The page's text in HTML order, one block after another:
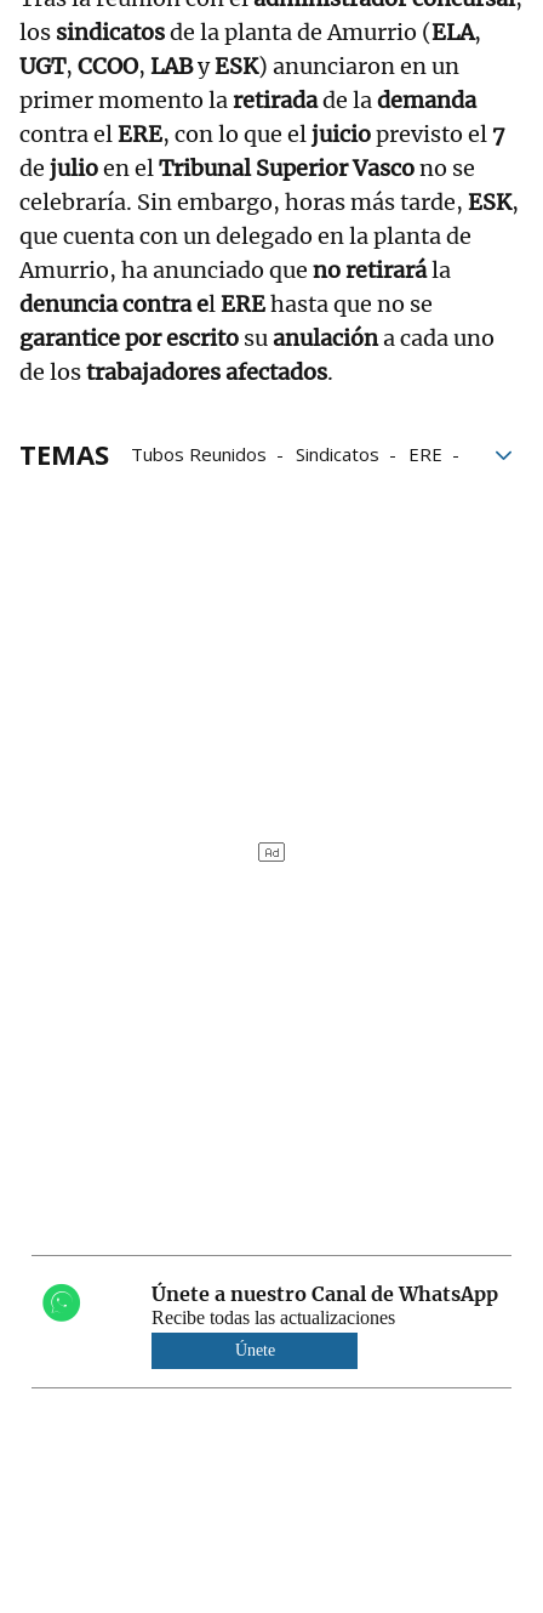
los sindicatosde la planta de Amurrio (ELA,
UGT, CCOO, LAByESK) anunciaron en un
primer momento laretiradade lademanda
contra elERE, con lo que eljuicioprevisto el 7
de julioen elTribunal Superior Vascono se
celebraría. Sin embargo, horas más tarde, ESK,
que cuenta con un delegado en la planta de
Amurrio, ha anunciado que no retirarála
denuncia contra elEREhasta que no se
garantice por escrito suanulacióna cada uno
de lostrabajadores afectados.
TEMAS Tubos Reunidos Sindicatos
ERE
Únete a nuestro Canal de WhatsApp
Recibe todas las actualizaciones
Únete